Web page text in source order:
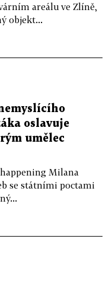
areálu ve Zlíně,
objekt...
oslavuje
umělec
Milana
se státními poctami